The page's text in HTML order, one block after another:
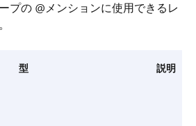
プの @メンションに使用できるレ
型 説明